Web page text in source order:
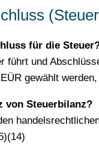
für die
führt und
gewählt
von Steuerbilanz?